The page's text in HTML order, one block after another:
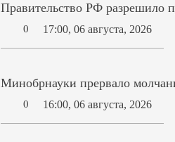
Правительство РФ разрешило
0 17:00, 06 августа, 2026
Минобрнауки прервало
0 16:00, 06 августа, 2026